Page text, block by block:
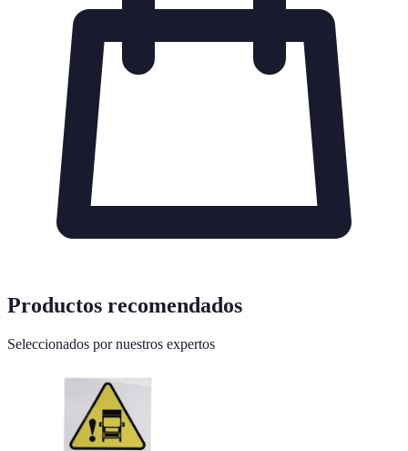
Productos recomendados
Seleccionados por nuestros expertos